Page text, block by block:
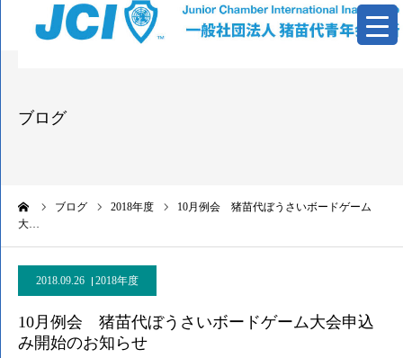
ブログ
ブログ 2018年度
10月例会 猪苗代ぼうさいボードゲーム
大…
2018.09.26 2018年度
10月例会 猪苗代ぼうさいボードゲーム大会申込
み開始のお知らせ
お問い合わせ